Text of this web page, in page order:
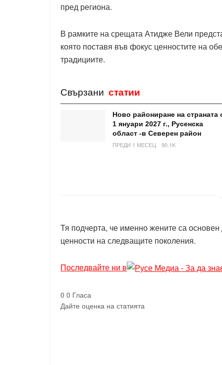
пред региона.
В рамките на срещата Атидже Вели
която поставя във фокус ценностите на
традициите.
Свързани статии
Ново райониране на страната
1 януари 2027 г., Русенска
област -в Северен район
ПРЕДИ 1 МЕСЕЦ
90.1K
Тя подчерта, че именно жените са
ценности на следващите поколения.
Последвайте ни в
0 0 Гласа
Дайте оценка на статията